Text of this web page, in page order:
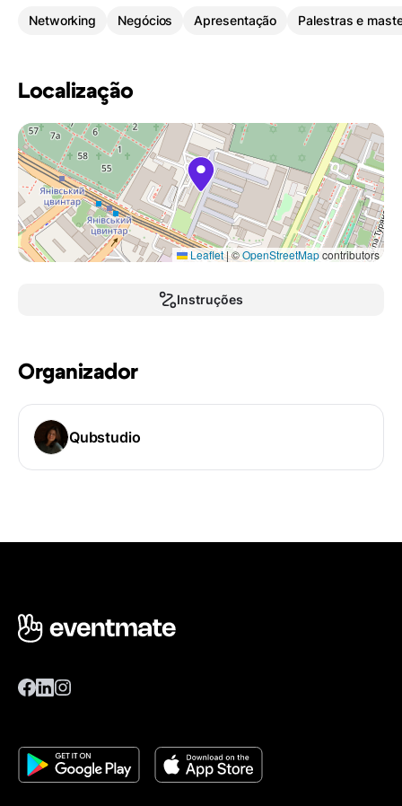
Networking Negócios Apresentação Palestras e
Localização
Leaflet|©OpenStreetMapcontributors
Instruções
Organizador
Qubstudio